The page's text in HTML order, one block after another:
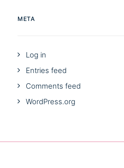
META
Log in
Entries feed
Comments feed
WordPress.org